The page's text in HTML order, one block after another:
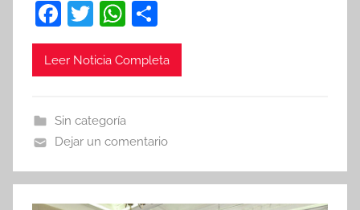
F
a
c
b
o
o
k
T
w
itt
W
h
at
A
p
p
o
m
tir
Leer Noticia Completa
Sin categoría
Dejar un comentario